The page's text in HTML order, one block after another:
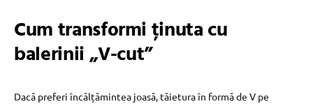
Cum transformi ținuta cu
balerinii „V-cut”
Dacă preferi încălțămintea joasă, tăietura în formă de V pe